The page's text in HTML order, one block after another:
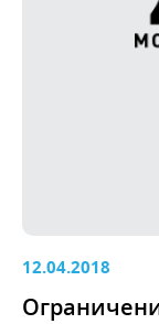
12.04.2018